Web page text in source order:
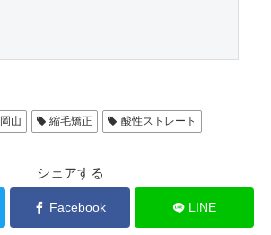
岡山 縮毛矯正 酸性ストレート
シェアする
Facebook LINE